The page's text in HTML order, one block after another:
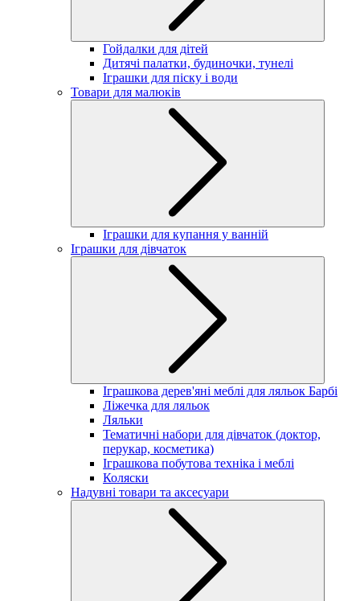
Гойдалки для дітей
Дитячі палатки, будиночки, тунелі
Іграшки для піску і води
Товари для малюків
Іграшки для купання у ванній
Іграшки для дівчаток
Іграшкова дерев'яні меблі для ляльок Барбі
Ліжечка для ляльок
Ляльки
Тематичні набори для дівчаток (доктор,
перукар, косметика)
Іграшкова побутова техніка і меблі
Коляски
Надувні товари та аксесуари